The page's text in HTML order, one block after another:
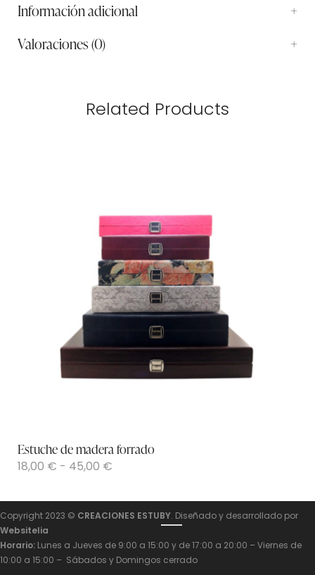
Información adicional
Valoraciones (0)
Related Products
Estuche de madera forrado
18,00 € - 45,00 €
Copyright 2023 © CREACIONES ESTUBY. Diseñado y desarrollado por
Websitelia
Horario: Lunes a Jueves de 9:00 a 15:00 y de 17:00 a 20:00 – Viernes de
10:00 a 15:00 – Sábados y Domingos cerrado